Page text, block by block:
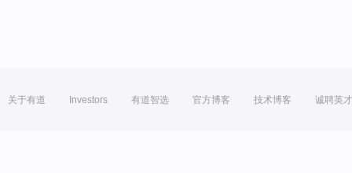
关于有道 Investors 有道智选 官方博客 技术博客 诚聘英才